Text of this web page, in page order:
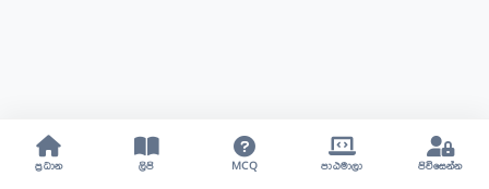
ප්‍රධාන ලිපි MCQ පාඨමාලා පිවිසෙන්න